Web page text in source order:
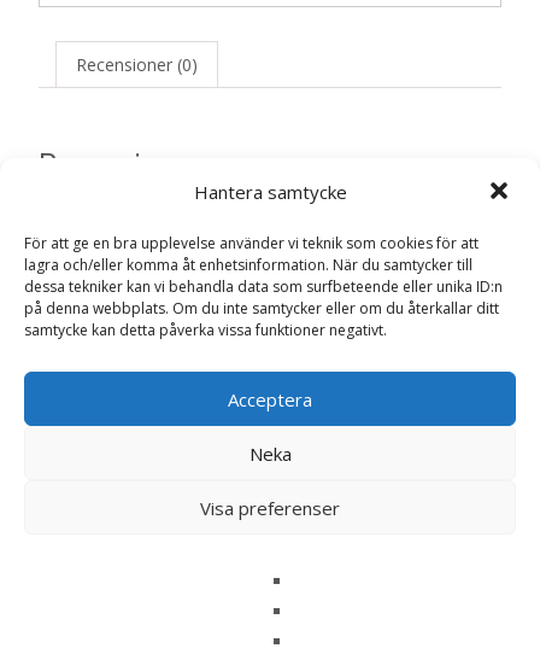
Hantera samtycke
För att ge en bra upplevelse använder vi teknik som cookies för att
lagra och/eller komma åt enhetsinformation. När du samtycker till
dessa tekniker kan vi behandla data som surfbeteende eller unika ID:n
på denna webbplats. Om du inte samtycker eller om du återkallar ditt
samtycke kan detta påverka vissa funktioner negativt.
Acceptera
Neka
Visa preferenser
Recensioner (0)
Recensioner
Bli först med att recensera ”Organic
Chicken Bake Torrfoder för Hundar – 2,5
kg – Lilys kitchen”
Din e-postadress kommer inte publiceras. Obligatoriska fält